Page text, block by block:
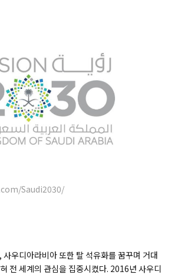
Saudi2030/
우디아라비아 또한 탈 석유화를 꿈꾸며 거대
전 세계의 관심을 집중시켰다. 2016년 사우디